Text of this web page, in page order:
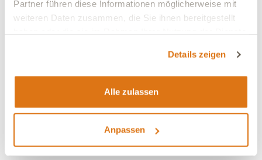
Partner führen diese Informationen möglicherweise mit
weiteren Daten zusammen, die Sie ihnen bereitgestellt
Details zeigen
Alle zulassen
Anpassen
Beispiel sogenannte Protonenpumpenblocker. Dabei handelt
es sich um Wirkstoffe, welche die Säurebildung im Magen
abheilen – allerdings darf man die möglichen
Protonenpumpenblockern das Mikrobiom im Darm Deines
Pferdes negativ beeinflussen. Zudem wird nicht nur die
zu starken Ungleichgewichten und Nebenwirkungen wie
Müdigkeit oder Übelkeit führen kann.